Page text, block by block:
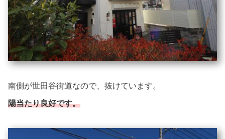
南側が世田谷街道なので、抜けています。
陽当たり良好です。